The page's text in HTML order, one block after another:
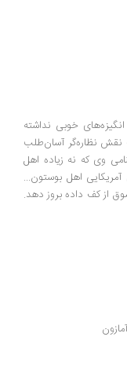
خوبی نداشته
نقش نظاره‌­گر آسان­­‌طلب
وی که نه زیاده اهل
اهل بوستون...
از کف داده بروز دهد.